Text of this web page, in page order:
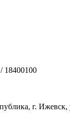
18400100
г. Ижевск,